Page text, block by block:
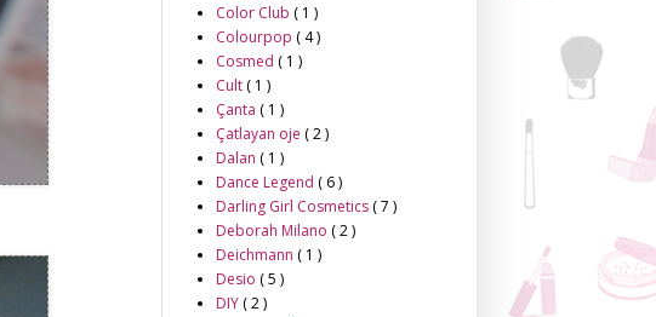
Color Club ( 1 )
Colourpop ( 4 )
Cosmed ( 1 )
Cult ( 1 )
Çanta ( 1 )
Çatlayan oje ( 2 )
Dalan ( 1 )
Dance Legend ( 6 )
Darling Girl Cosmetics ( 7 )
Deborah Milano ( 2 )
Deichmann ( 1 )
Desio ( 5 )
DIY ( 2 )